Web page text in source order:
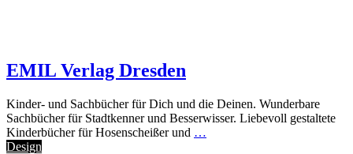
EMIL Verlag Dresden
Kinder- und Sachbücher für Dich und die Deinen. Wunderbare
Sachbücher für Stadtkenner und Besserwisser. Liebevoll gestaltete
Kinderbücher für Hosenscheißer und …
Design